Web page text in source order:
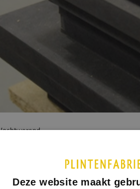
SPECIFICATIES
MDF wordt ook wel MDF V313
Deze website maakt